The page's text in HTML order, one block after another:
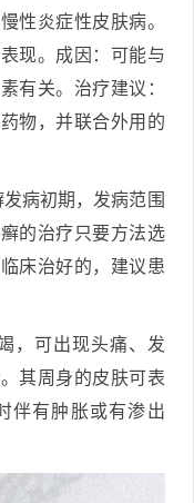
性炎症性皮肤病。
现。成因：可能与
有关。治疗建议：
物，并联合外用的
病初期，发病范围
的治疗只要方法选
床治好的，建议患
，可出现头痛、发
其周身的皮肤可表
伴有肿胀或有渗出